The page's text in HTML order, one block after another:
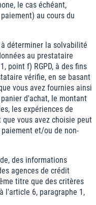
le cas échéant,
au cours du
déterminer la solvabilité
au prestataire
point f) RGPD, à des fins
vérifie, en se basant
vous avez fournies ainsi
d'achat, le montant
les expériences de
vous avez choisie peut
et/ou de non-
des informations
agences de crédit
titre que des critères
l'article 6, paragraphe 1,